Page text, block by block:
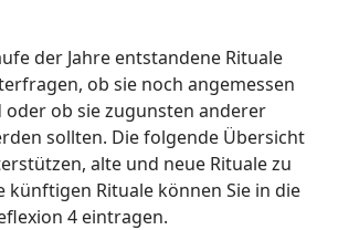
der Jahre entstandene Rituale
ob sie noch angemessen
oder ob sie zugunsten anderer
sollten. Die folgende Übersicht
alte und neue Rituale zu
künftigen Rituale können Sie in die
4 eintragen.